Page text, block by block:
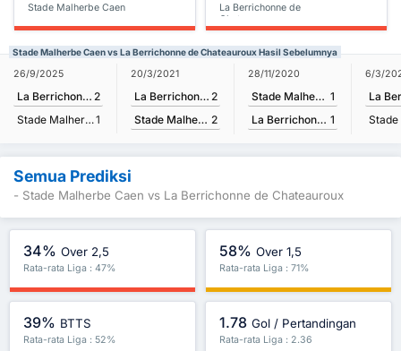
Stade Malherbe Caen
La Berrichonne de
Chateauroux
Stade Malherbe Caen vs La Berrichonne de Chateauroux Hasil Sebelumnya
26/9/2025
La Berrichonne de Chateauroux 2
Stade Malherbe Caen1
20/3/2021
La Berrichonne de Chateauroux 2
Stade Malherbe Caen 2
28/11/2020
Stade Malherbe Caen 1
La Berrichonne de Chateauroux 1
6/3/
Semua Prediksi
- Stade Malherbe Caen vs La Berrichonne de Chateauroux
34% Over 2,5
Rata-rata Liga : 47%
58% Over 1,5
Rata-rata Liga : 71%
39% BTTS
Rata-rata Liga : 52%
1.78 Gol / Pertandingan
Rata-rata Liga : 2.36